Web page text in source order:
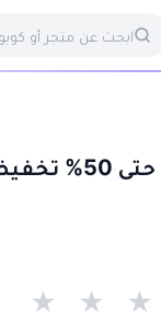
كود خصم
★ ★ ★